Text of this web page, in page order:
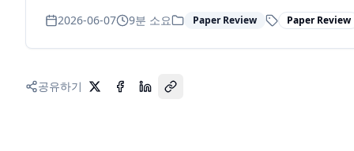
2026-06-07 9분 소요 Paper Review Paper Review
공유하기